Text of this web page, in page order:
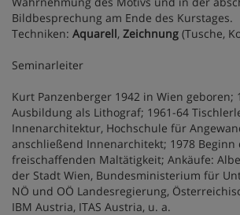
Bildbesprechung am Ende des Kurstages.
Techniken: Aquarell, Zeichnung (Tusche,
Seminarleiter
Kurt Panzenberger 1942 in Wien geboren;
Ausbildung als Lithograf; 1961-64
Innenarchitektur, Hochschule für
anschließend Innenarchitekt; 1978 Beginn
freischaffenden Maltätigkeit; Ankäufe:
der Stadt Wien, Bundesministerium für
NÖ und OÖ Landesregierung,
IBM Austria, ITAS Austria, u. a.